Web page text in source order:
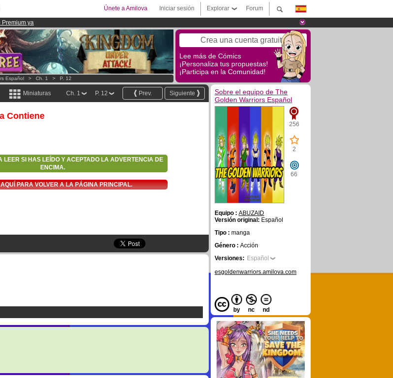
Forum
Explorar
Iniciar sesión
Únete a Amilova
Premium ya
.
Crea una cuenta gratuita
Lee más de Cómics
¡Personaliza tus propuestas!
¡Participa en la Comunidad!
Español > Ch. 1 > P. 12
Miniaturas Siguiente
Prev.
P. 12
Ch. 1
Contiene
LEER SI HAS LEÍDO Y ACEPTADO LA ADVERTENCIA DE
ENCIMA.
PARA VOLVER A LA PÁGINA PRINCIPAL.
Sobre el equipo de The
Golden Warriors Español
256
2
66
Equipo : ABUZAID
Versión original: Español
Tipo : manga
Género : Acción
Versiones: Español
esgoldenwarriors.amilova.com
by nc nd